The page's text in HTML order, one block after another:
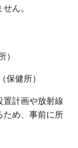
ん。
）
保健所）
置計画や放射線
ため、事前に所